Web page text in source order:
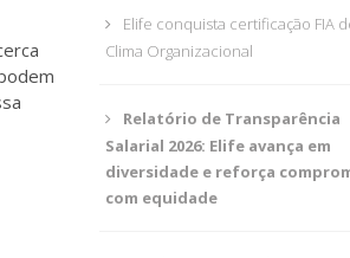
Elife conquista certificação FIA
Clima Organizacional
Relatório de Transparência
Salarial 2026: Elife avança em
diversidade e reforça
com equidade